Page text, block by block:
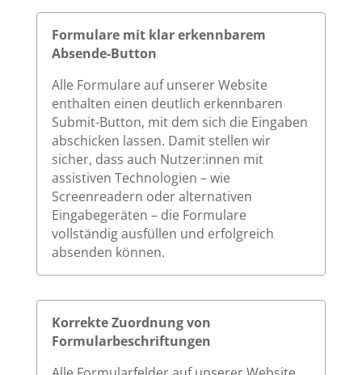
Formulare mit klar erkennbarem
Absende-Button
Alle Formulare auf unserer Website
enthalten einen deutlich erkennbaren
Submit-Button, mit dem sich die Eingaben
abschicken lassen. Damit stellen wir
sicher, dass auch Nutzer:innen mit
assistiven Technologien – wie
Screenreadern oder alternativen
Eingabegeräten – die Formulare
vollständig ausfüllen und erfolgreich
absenden können.
Korrekte Zuordnung von
Formularbeschriftungen